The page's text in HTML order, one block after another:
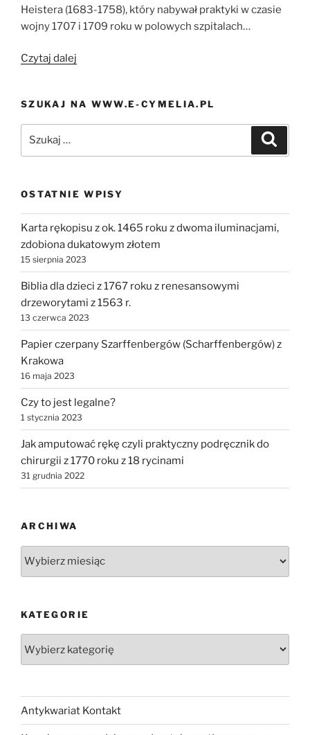
Heistera (1683-1758), który nabywał praktyki w czasie
wojny 1707 i 1709 roku w polowych szpitalach…
Czytaj dalej
czyli
praktyczny
do
z
roku
z
18
rycinami”
SZUKAJ NA WWW.E-CYMELIA.PL
OSTATNIE WPISY
Karta rękopisu z ok. 1465 roku z dwoma iluminacjami,
zdobiona dukatowym złotem
15 sierpnia 2023
Biblia dla dzieci z 1767 roku z renesansowymi
drzeworytami z 1563 r.
13 czerwca 2023
Papier czerpany Szarffenbergów (Scharffenbergów) z
Krakowa
16 maja 2023
Czy to jest legalne?
1 stycznia 2023
Jak amputować rękę czyli praktyczny podręcznik do
chirurgii z 1770 roku z 18 rycinami
31 grudnia 2022
ARCHIWA
KATEGORIE
Antykwariat Kontakt